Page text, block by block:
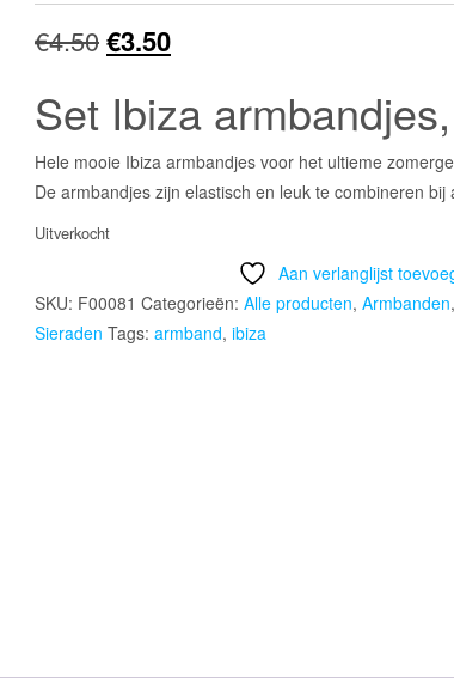
€4.50Oorspronkelijke
was:
€4.50.
€3.50Huidige
is:
€3.50.
Set Ibiza
Hele mooie Ibiza armbandjes voor het ultieme
De armbandjes zijn elastisch en leuk te combineren bij
Uitverkocht
Aan verlanglijst
SKU: F00081 Categorieën: Alle producten, Armbanden,
Sieraden Tags: armband, ibiza